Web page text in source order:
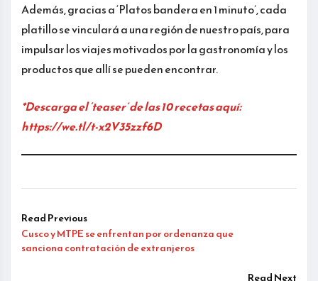
Además, gracias a ‘Platos bandera en 1 minuto’, cada
platillo se vinculará a una región de nuestro país, para
impulsar los viajes motivados por la gastronomía y los
productos que allí se pueden encontrar.
*Descarga el ‘teaser’ de las 10 recetas aquí:
https://we.tl/t-x2V35zzf6D
Read Previous
Cusco y MTPE se enfrentan por ordenanza que
sanciona contratación de extranjeros
Read Next